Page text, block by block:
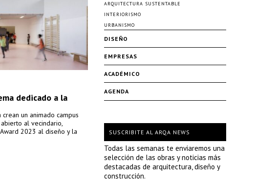
dedicado a la
un animado campus
al vecindario,
2023 al diseño y la
ARQUITECTURA SUSTENTABLE
INTERIORISMO
URBANISMO
DISEÑO
EMPRESAS
ACADÉMICO
AGENDA
SUSCRIBITE AL ARQA NEWS
Todas las semanas te enviaremos una
selección de las obras y noticias más
destacadas de arquitectura, diseño y
construcción.